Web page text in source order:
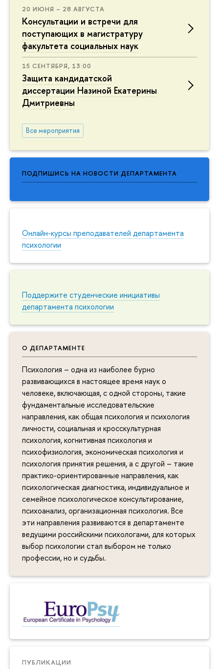
20 ИЮНЯ – 28 АВГУСТА
Консультации и встречи для
поступающих в магистратуру
факультета социальных наук
15 СЕНТЯБРЯ, 13:00
Защита кандидатской
диссертации Назиной Екатерины
Дмитриевны
Все мероприятия
ПОДПИШИСЬ НА НОВОСТИ ДЕПАРТАМЕНТА
Онлайн-курсы преподавателей департамента
психологии
Поддержите студенческие инициативы
департамента психологии
О ДЕПАРТАМЕНТЕ
Психология – одна из наиболее бурно
развивающихся в настоящее время наук о
человеке, включающая, с одной стороны, такие
фундаментальные исследовательские
направления, как общая психология и психология
личности, социальная и кросскультурная
психология, когнитивная психология и
психофизиология, экономическая психология и
психология принятия решения, а с другой – такие
практико-ориентированные направления, как
психологическая диагностика, индивидуальное и
семейное психологическое консультирование,
психоанализ, организационная психология. Все
эти направления развиваются в департаменте
ведущими российскими психологами, для которых
выбор психологии стал выбором не только
профессии, но и судьбы.
ПУБЛИКАЦИИ